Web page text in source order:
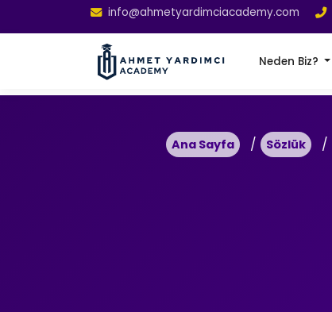
info@ahmetyardimciacademy.com
Neden Biz?
Ana Sayfa Sözlük